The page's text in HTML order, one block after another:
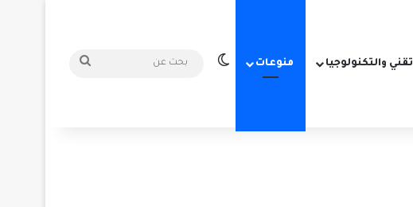
تقني والتكنولوجيا منوعات الوضع المظلم